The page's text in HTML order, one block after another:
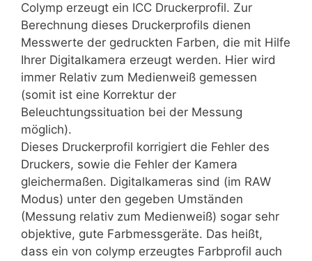
Colymp erzeugt ein ICC Druckerprofil. Zur
Berechnung dieses Druckerprofils dienen
Messwerte der gedruckten Farben, die mit Hilfe
Ihrer Digitalkamera erzeugt werden. Hier wird
immer Relativ zum Medienweiß gemessen
(somit ist eine Korrektur der
Beleuchtungssituation bei der Messung
möglich).
Dieses Druckerprofil korrigiert die Fehler des
Druckers, sowie die Fehler der Kamera
gleichermaßen. Digitalkameras sind (im RAW
Modus) unter den gegeben Umständen
(Messung relativ zum Medienweiß) sogar sehr
objektive, gute Farbmessgeräte. Das heißt,
dass ein von colymp erzeugtes Farbprofil auch